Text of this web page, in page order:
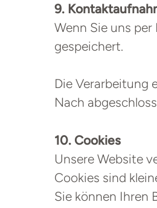
9.
Wenn Sie uns
gespeichert.
Die Verarbeitung
Nach
10. Cookies
Unsere Website
Cookies sind
Sie können Ihren